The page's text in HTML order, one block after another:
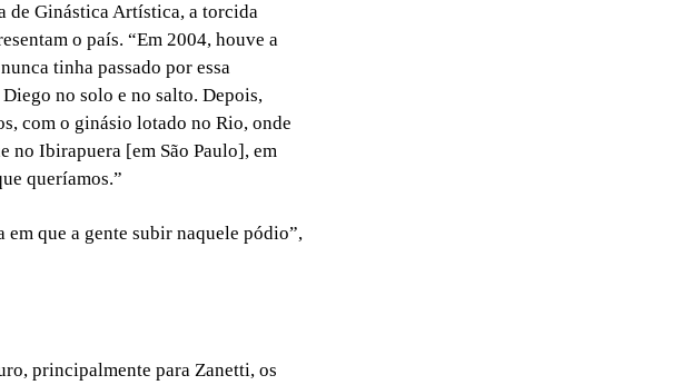
de Ginástica Artística, a torcida
o país. “Em 2004, houve a
tinha passado por essa
no solo e no salto. Depois,
com o ginásio lotado no Rio, onde
no Ibirapuera [em São Paulo], em
queríamos.”
que a gente subir naquele pódio”,
principalmente para Zanetti, os